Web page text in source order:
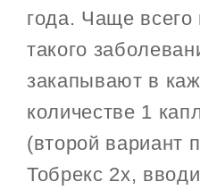
года. Чаще всего
такого
закапывают в
количестве 1
(второй вариант
Тобрекс 2х,